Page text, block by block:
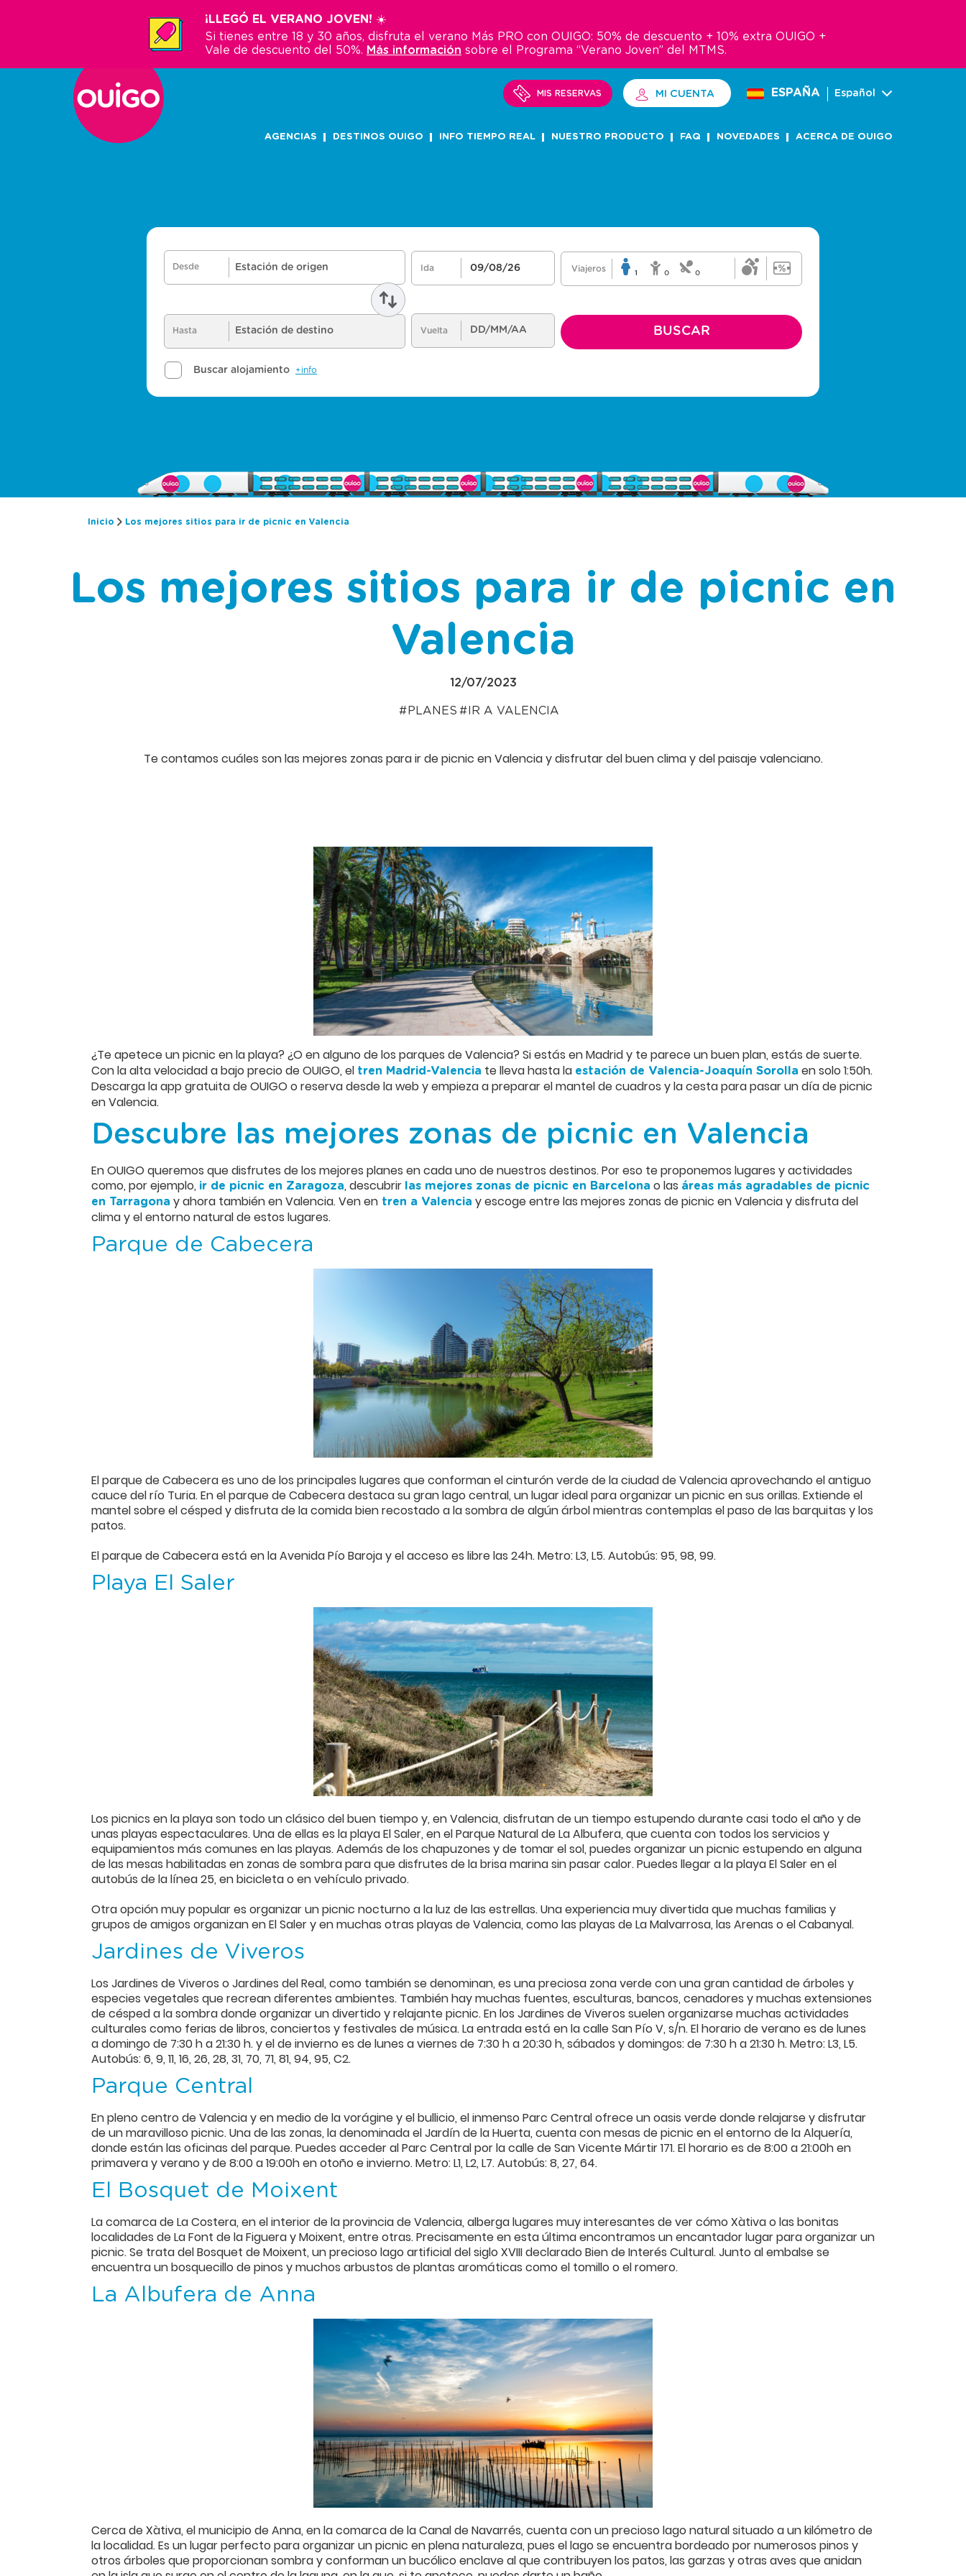
principal
¡LLEGÓ EL VERANO JOVEN! ☀️
Si tienes entre 18 y 30 años, disfruta el verano Más PRO con OUIGO: 50% de descuento + 10% extra OUIGO +
Vale de descuento del 50%. Más información sobre el Programa “Verano Joven” del MTMS.
MIS RESERVAS MI CUENTA ESPAÑA Español
AGENCIAS DESTINOS OUIGO INFO TIEMPO REAL NUESTRO PRODUCTO FAQ NOVEDADES ACERCA DE OUIGO
Inicio Los mejores sitios para ir de picnic en Valencia
Los mejores sitios para ir de picnic en
Valencia
12/07/2023
PLANES IR A VALENCIA
Te contamos cuáles son las mejores zonas para ir de picnic en Valencia y disfrutar del buen clima y del paisaje valenciano.
¿Te apetece un picnic en la playa? ¿O en alguno de los parques de Valencia? Si estás en Madrid y te parece un buen plan, estás de suerte.
Con la alta velocidad a bajo precio de OUIGO, el tren Madrid-Valencia te lleva hasta la estación de Valencia-Joaquín Sorolla en solo 1:50h.
Descarga la app gratuita de OUIGO o reserva desde la web y empieza a preparar el mantel de cuadros y la cesta para pasar un día de picnic
en Valencia.
Descubre las mejores zonas de picnic en Valencia
En OUIGO queremos que disfrutes de los mejores planes en cada uno de nuestros destinos. Por eso te proponemos lugares y actividades
como, por ejemplo, ir de picnic en Zaragoza, descubrir las mejores zonas de picnic en Barcelona o las áreas más agradables de picnic
en Tarragona y ahora también en Valencia. Ven en tren a Valencia y escoge entre las mejores zonas de picnic en Valencia y disfruta del
clima y el entorno natural de estos lugares.
Parque de Cabecera
El parque de Cabecera es uno de los principales lugares que conforman el cinturón verde de la ciudad de Valencia aprovechando el antiguo
cauce del río Turia. En el parque de Cabecera destaca su gran lago central, un lugar ideal para organizar un picnic en sus orillas. Extiende el
mantel sobre el césped y disfruta de la comida bien recostado a la sombra de algún árbol mientras contemplas el paso de las barquitas y los
patos.
El parque de Cabecera está en la Avenida Pío Baroja y el acceso es libre las 24h. Metro: L3, L5. Autobús: 95, 98, 99.
Playa El Saler
Los picnics en la playa son todo un clásico del buen tiempo y, en Valencia, disfrutan de un tiempo estupendo durante casi todo el año y de
unas playas espectaculares. Una de ellas es la playa El Saler, en el Parque Natural de La Albufera, que cuenta con todos los servicios y
equipamientos más comunes en las playas. Además de los chapuzones y de tomar el sol, puedes organizar un picnic estupendo en alguna
de las mesas habilitadas en zonas de sombra para que disfrutes de la brisa marina sin pasar calor. Puedes llegar a la playa El Saler en el
autobús de la línea 25, en bicicleta o en vehículo privado.
Otra opción muy popular es organizar un picnic nocturno a la luz de las estrellas. Una experiencia muy divertida que muchas familias y
grupos de amigos organizan en El Saler y en muchas otras playas de Valencia, como las playas de La Malvarrosa, las Arenas o el Cabanyal.
Jardines de Viveros
Los Jardines de Viveros o Jardines del Real, como también se denominan, es una preciosa zona verde con una gran cantidad de árboles y
especies vegetales que recrean diferentes ambientes. También hay muchas fuentes, esculturas, bancos, cenadores y muchas extensiones
de césped a la sombra donde organizar un divertido y relajante picnic. En los Jardines de Viveros suelen organizarse muchas actividades
culturales como ferias de libros, conciertos y festivales de música. La entrada está en la calle San Pío V, s/n. El horario de verano es de lunes
a domingo de 7:30 h a 21:30 h. y el de invierno es de lunes a viernes de 7:30 h a 20:30 h, sábados y domingos: de 7:30 h a 21:30 h. Metro: L3, L5.
Autobús: 6, 9, 11, 16, 26, 28, 31, 70, 71, 81, 94, 95, C2.
Parque Central
En pleno centro de Valencia y en medio de la vorágine y el bullicio, el inmenso Parc Central ofrece un oasis verde donde relajarse y disfrutar
de un maravilloso picnic. Una de las zonas, la denominada el Jardín de la Huerta, cuenta con mesas de picnic en el entorno de la Alquería,
donde están las oficinas del parque. Puedes acceder al Parc Central por la calle de San Vicente Mártir 171. El horario es de 8:00 a 21:00h en
primavera y verano y de 8:00 a 19:00h en otoño e invierno. Metro: L1, L2, L7. Autobús: 8, 27, 64.
El Bosquet de Moixent
La comarca de La Costera, en el interior de la provincia de Valencia, alberga lugares muy interesantes de ver cómo Xàtiva o las bonitas
localidades de La Font de la Figuera y Moixent, entre otras. Precisamente en esta última encontramos un encantador lugar para organizar un
picnic. Se trata del Bosquet de Moixent, un precioso lago artificial del siglo XVIII declarado Bien de Interés Cultural. Junto al embalse se
encuentra un bosquecillo de pinos y muchos arbustos de plantas aromáticas como el tomillo o el romero.
La Albufera de Anna
Cerca de Xàtiva, el municipio de Anna, en la comarca de la Canal de Navarrés, cuenta con un precioso lago natural situado a un kilómetro de
la localidad. Es un lugar perfecto para organizar un picnic en plena naturaleza, pues el lago se encuentra bordeado por numerosos pinos y
otros árboles que proporcionan sombra y conforman un bucólico enclave al que contribuyen los patos, las garzas y otras aves que anidan